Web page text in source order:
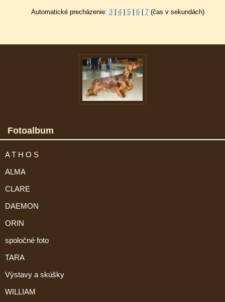
Automatické precházenie: 3| 4| 5| 6| 7(čas v sekundách)
Fotoalbum
A T H O S
ALMA
CLARE
DAEMON
ORIN
spoločné foto
TARA
Výstavy a skúšky
WILLIAM